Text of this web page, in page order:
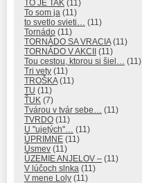
TO JE TAK (11)
To som ja (11)
to svetlo svieti…
(11)
Tornádo (11)
TORNÁDO SA VRACIA(11)
TORNÁDO V AKCII (11)
Tou cestou, ktorou si šiel…
(11)
Tri vety (11)
TROŠKA(11)
TU (11)
ŤUK (7)
Tvárou v tvár sebe…
(11)
TVRDO (11)
U "ujetých"…
(11)
ÚPRIMNE (11)
Úsmev (11)
ÚZEMIE ANJELOV – (11)
V lúčoch slnka (11)
V mene Loly (11)